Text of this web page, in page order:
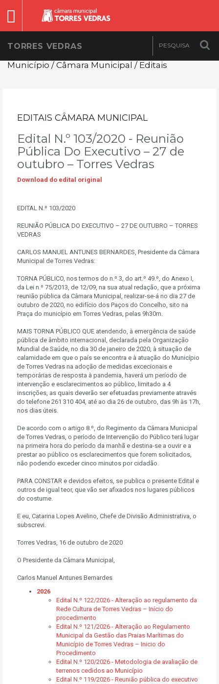
TORRES VEDRAS
Município / Câmara Municipal / Editais
EDITAIS CÂMARA MUNICIPAL
Edital N.º 103/2020 - Reunião
Pública Do Executivo – 27 de
outubro – Torres Vedras
Download do edital original
EDITAL N.º 103/2020
REUNIÃO PÚBLICA DO EXECUTIVO – 27 DE OUTUBRO – TORRES
VEDRAS
CARLOS MANUEL ANTUNES BERNARDES, Presidente da Câmara
Municipal de Torres Vedras:
TORNA PÚBLICO, nos termos do n.º 3, do art.º 49.º, do Anexo I,
da Lei n.º 75/2013, de 12/09, na sua atual redação, que a próxima
reunião pública da Câmara Municipal, realizar-se-á no dia 27 de
outubro de 2020, no edifício dos Paços do Concelho, sito na
Praça do município em Torres Vedras, pelas 9h30m.
MAIS TORNA PÚBLICO QUE atendendo, à emergência de saúde
pública de âmbito internacional, declarada pela Organização
Mundial de Saúde, no dia 30 de janeiro de 2020, à situação de
calamidade em que o país se encontra e à atuação do Município
de Torres Vedras na adoção de medidas excecionais e
temporárias de resposta à pandemia, haverá um período de
intervenção e esclarecimentos ao público, limitado a 4
inscrições, as quais deverão ser efetuadas previamente através
do telefone 261 310 404, até ao dia 26 de outubro, das 9h às 17h,
nos dias úteis.
De acordo com o artigo 8.º, do Regimento da Câmara Municipal
de Torres Vedras, o período de Intervenção do Público terá lugar
na primeira hora do período da manhã e destina-se a ouvir e a
prestar ao público os esclarecimentos que forem solicitados,
não podendo exceder cinco minutos por cidadão.
PARA CONSTAR e devidos efeitos, se publica o presente Edital e
outros de igual teor, que vão ser afixados nos lugares públicos
do costume.
E eu, Catarina Lopes Avelino, Chefe de Divisão Administrativa, o
subscrevi.
Torres Vedras, 16 de outubro de 2020
O Presidente da Câmara Municipal,
Carlos Manuel Antunes Bernardes
2026
Edital N.º 122/2026 - Alteração ao regulamento da
Rede Cultura de Torres Vedras – Início do
procedimento
Edital N.º 121/2026 - Alteração ao Regulamento
Municipal da Gestão das Praias Marítimas do
Município de Torres Vedras – Inicio do
Procedimento
Edital N.º 120/2026 - Metodologia de avaliação de
terrenos cedidos ao Município
Edital N.º 119/2026 - Reunião pública do executivo